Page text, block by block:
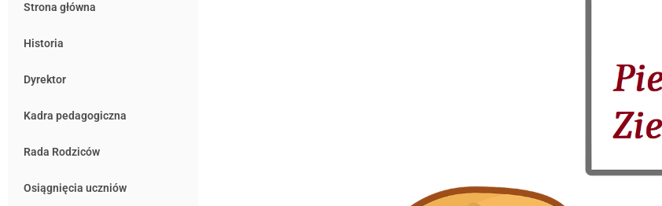
Strona główna
Historia
Dyrektor
Kadra pedagogiczna
Rada Rodziców
Osiągnięcia uczniów